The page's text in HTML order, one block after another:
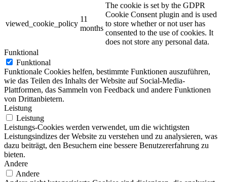
viewed_cookie_policy
11
months
The cookie is set by the GDPR
Cookie Consent plugin and is used
to store whether or not user has
consented to the use of cookies. It
does not store any personal data.
Funktional
Funktional
Funktionale Cookies helfen, bestimmte Funktionen auszuführen,
wie das Teilen des Inhalts der Website auf Social-Media-
Plattformen, das Sammeln von Feedback und andere Funktionen
von Drittanbietern.
Leistung
Leistung
Leistungs-Cookies werden verwendet, um die wichtigsten
Leistungsindizes der Website zu verstehen und zu analysieren, was
dazu beiträgt, den Besuchern eine bessere Benutzererfahrung zu
bieten.
Andere
Andere